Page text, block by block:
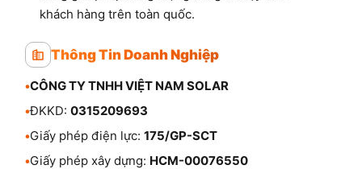
khách hàng trên toàn quốc.
Thông Tin Doanh Nghiệp
•CÔNG TY TNHH VIỆT NAM SOLAR
•ĐKKD: 0315209693
•Giấy phép điện lực: 175/GP-SCT
•Giấy phép xây dựng: HCM-00076550